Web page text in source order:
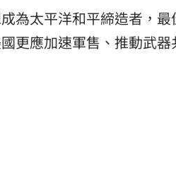
為太平洋和平締造者，
國更應加速軍售、推動武